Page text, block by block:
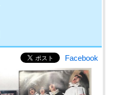
Facebook